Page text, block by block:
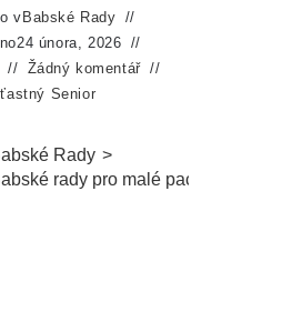
v Babské Rady
24 února, 2026
Žádný komentář
Senior
Rady >
rady pro malé pacienty